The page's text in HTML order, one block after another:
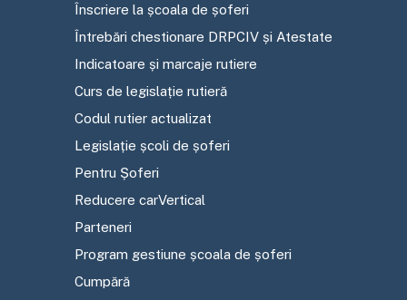
Înscriere la școala de șoferi
Întrebări chestionare DRPCIV și Atestate
Indicatoare și marcaje rutiere
Curs de legislație rutieră
Codul rutier actualizat
Legislație școli de șoferi
Pentru Șoferi
Reducere carVertical
Parteneri
Program gestiune școala de șoferi
Cumpără